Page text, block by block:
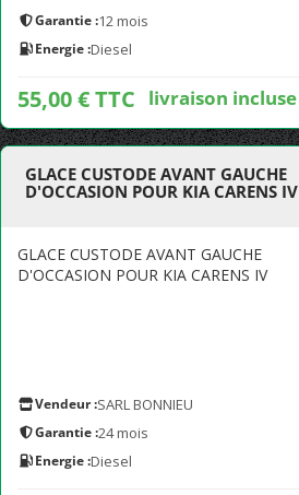
Garantie :12 mois
Energie :Diesel
55,00 € TTC livraison incluse
GLACE CUSTODE AVANT GAUCHE
D'OCCASION POUR KIA CARENS IV
GLACE CUSTODE AVANT GAUCHE
D'OCCASION POUR KIA CARENS IV
Vendeur :SARL BONNIEU
Garantie :24 mois
Energie :Diesel